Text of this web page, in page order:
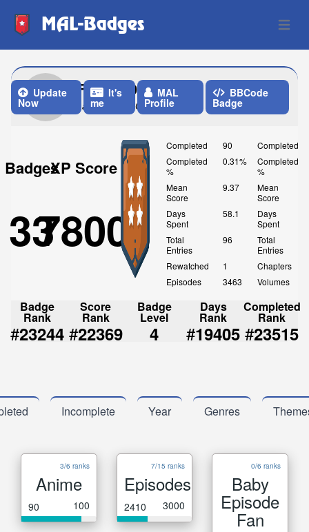
MAL-Badges Open
FrostNS00
Last Update: One Month ago
Update
Now
It's
me
MAL
Profile
BBCode
Badge
Badges
33
XP Score
7800
Completed
90
Completed
%
0.31%
Mean
Score
9.37
Days
Spent
58.1
Total
Entries
96
Rewatched
1
Episodes
3463
Completed
Completed
%
Mean
Score
Days
Spent
Total
Entries
Chapters
Volumes
Badge
Rank
#23244
Score
Rank
#22369
Badge
Level
4
Days
Rank
#19405
Completed
Rank
#23515
Incomplete Year Genres
3/6 ranks
Anime
90 100
7/15 ranks
Episodes
2410 3000
0/6 ranks
Baby
Episode
Fan